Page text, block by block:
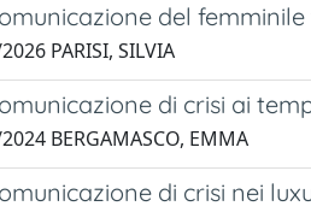
del
PARISI, SILVIA
di crisi ai
BERGAMASCO, EMMA
di crisi nei